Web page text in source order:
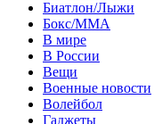
Биатлон/Лыжи
Бокс/MMA
В мире
В России
Вещи
Военные новости
Волейбол
Гаджеты